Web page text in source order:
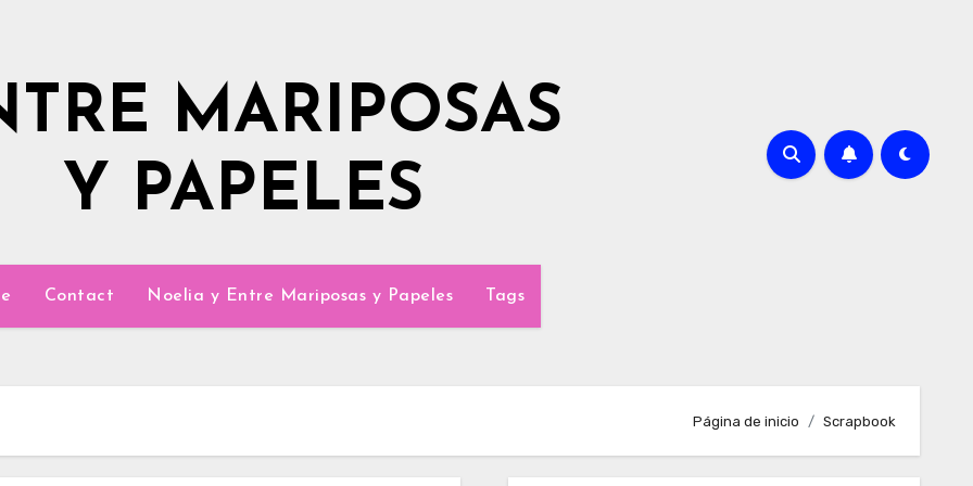
MARIPOSAS
Y PAPELES
Contact Noelia y Entre Mariposas y Papeles Tags
Página de inicio Scrapbook